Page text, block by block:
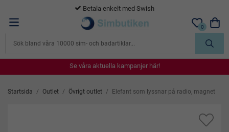
365 dagars öppet köp
0
Se våra aktuella kampanjer här!
Se våra aktuella kampanjer här!
Se våra aktuella kampanjer här!
Se våra aktuella kampanjer här!
Startsida / Outlet / Övrigt outlet / Elefant som lyssnar på radio, magnet